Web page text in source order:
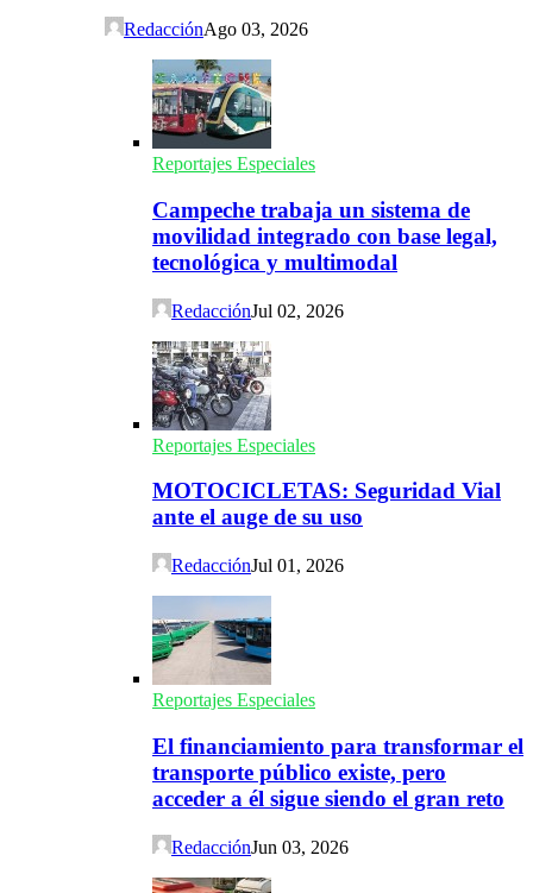
RedacciónAgo 03, 2026
Reportajes Especiales
Campeche trabaja un sistema de
movilidad integrado con base legal,
tecnológica y multimodal
RedacciónJul 02, 2026
Reportajes Especiales
MOTOCICLETAS: Seguridad Vial
ante el auge de su uso
RedacciónJul 01, 2026
Reportajes Especiales
El financiamiento para transformar el
transporte público existe, pero
acceder a él sigue siendo el gran reto
RedacciónJun 03, 2026